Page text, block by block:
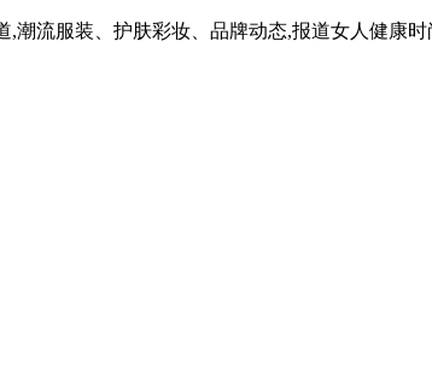
,潮流服装、护肤彩妆、品牌动态,报道女人健康